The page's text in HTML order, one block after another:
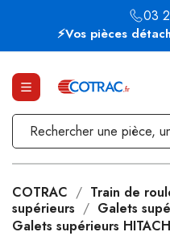
⚡Vos pièces
03
COTRAC Train de
supérieurs
Galets
Galets supérieurs